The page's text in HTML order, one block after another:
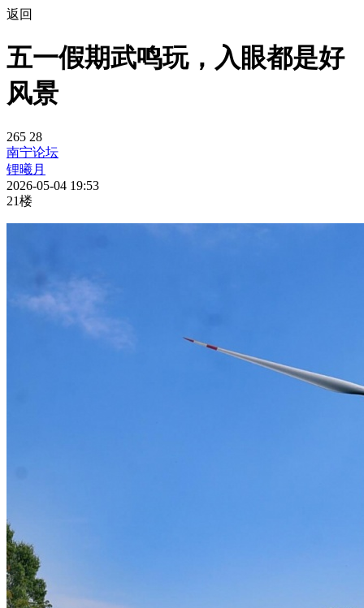
返回
五一假期武鸣玩，入眼都是好
风景
265 28
南宁论坛
锂曦月
2026-05-04 19:53
21楼